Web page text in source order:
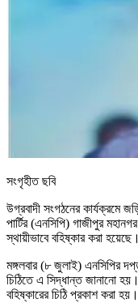
সংগৃহীত ছবি
উগ্রবাদী সংগঠনের কার্যক্রমে
পার্টির (এনসিপি) গাজীপুর
স্থায়ীভাবে বহিষ্কার করা হয়েছে।
মঙ্গলবার (৮ জুলাই) এনসিপির
চিঠিতে এ সিদ্ধান্ত জানানো
বহিষ্কারের চিঠি প্রকাশ করা হয়।